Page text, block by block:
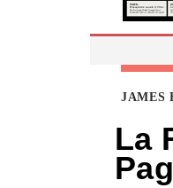
JAMES
La